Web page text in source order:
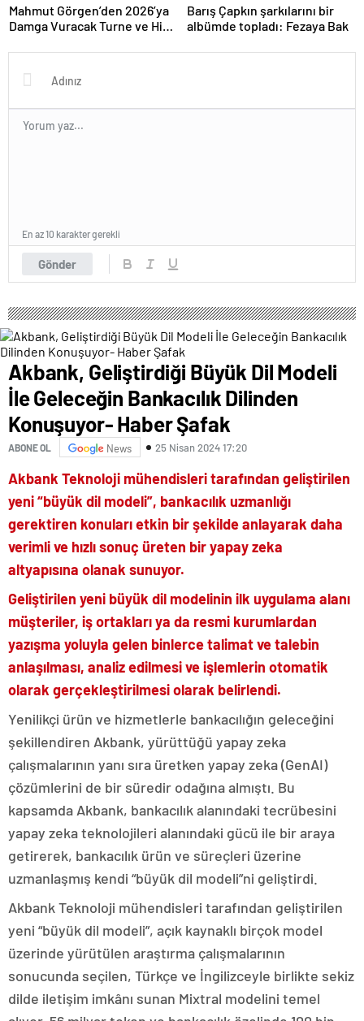
Performansla Hayranlarıyla
Buluşuyor
Mahmut Görgen’den 2026’ya
Damga Vuracak Turne ve Hit
Barış Çapkın şarkılarını bir
albümde topladı: Fezaya Bak
Gönder
En az 10 karakter gerekli
Akbank, Geliştirdiği Büyük Dil Modeli
İle Geleceğin Bankacılık Dilinden
Konuşuyor- Haber Şafak
ABONE OL News 25 Nisan 2024 17:20
Akbank Teknoloji mühendisleri tarafından geliştirilen
yeni “büyük dil modeli”, bankacılık uzmanlığı
gerektiren konuları etkin bir şekilde anlayarak daha
verimli ve hızlı sonuç üreten bir yapay zeka
altyapısına olanak sunuyor.
Geliştirilen yeni büyük dil modelinin ilk uygulama alanı
müşteriler, iş ortakları ya da resmi kurumlardan
yazışma yoluyla gelen binlerce talimat ve talebin
anlaşılması, analiz edilmesi ve işlemlerin otomatik
olarak gerçekleştirilmesi olarak belirlendi.
Yenilikçi ürün ve hizmetlerle bankacılığın geleceğini
şekillendiren Akbank, yürüttüğü yapay zeka
çalışmalarının yanı sıra üretken yapay zeka (GenAI)
çözümlerini de bir süredir odağına almıştı. Bu
kapsamda Akbank, bankacılık alanındaki tecrübesini
yapay zeka teknolojileri alanındaki gücü ile bir araya
getirerek, bankacılık ürün ve süreçleri üzerine
uzmanlaşmış kendi “büyük dil modeli”ni geliştirdi.
Akbank Teknoloji mühendisleri tarafından geliştirilen
yeni “büyük dil modeli”, açık kaynaklı birçok model
üzerinde yürütülen araştırma çalışmalarının
sonucunda seçilen, Türkçe ve İngilizceyle birlikte sekiz
dilde iletişim imkânı sunan Mixtral modelini temel